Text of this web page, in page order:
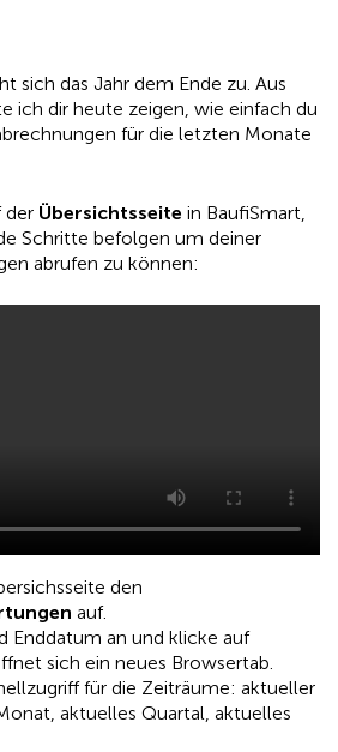
sich das Jahr dem Ende zu. Aus
ich dir heute zeigen, wie einfach du
für die letzten Monate
der Übersichtsseite in BaufiSmart,
Schritte befolgen um deiner
abrufen zu können:
den
auf.
Enddatum an und klicke auf
sich ein neues Browsertab.
für die Zeiträume: aktueller
aktuelles Quartal, aktuelles